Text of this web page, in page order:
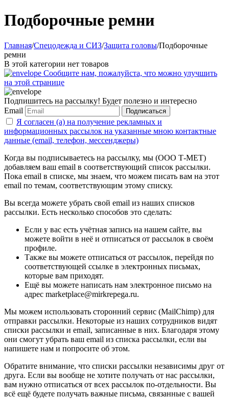
Подборочные ремни
Главная/Спецодежда и СИЗ/Защита головы/Подборочные
ремни
В этой категории нет товаров
Сообщите нам, пожалуйста, что можно улучшить
на этой странице
Подпишитесь на рассылку! Будет полезно и интересно
Email
Подписаться
Я согласен (а) на получение рекламных и
информационных рассылок на указанные мною контактные
данные (email, телефон, мессенджеры)
Когда вы подписываетесь на рассылку, мы (ООО Т-МЕТ)
добавляем ваш email в соответствующий список рассылки.
Пока email в списке, мы знаем, что можем писать вам на этот
email по темам, соответствующим этому списку.
Вы всегда можете убрать свой email из наших списков
рассылки. Есть несколько способов это сделать:
Если у вас есть учётная запись на нашем сайте, вы
можете войти в неё и отписаться от рассылок в своём
профиле.
Также вы можете отписаться от рассылок, перейдя по
соответствующей ссылке в электронных письмах,
которые вам приходят.
Ещё вы можете написать нам электронное письмо на
адрес marketplace@mirkrepega.ru.
Мы можем использовать сторонний сервис (MailChimp) для
отправки рассылки. Некоторые из наших сотрудников видят
списки рассылки и email, записанные в них. Благодаря этому
они смогут убрать ваш email из списка рассылки, если вы
напишете нам и попросите об этом.
Обратите внимание, что списки рассылки независимы друг от
друга. Если вы вообще не хотите получать от нас рассылки,
вам нужно отписаться от всех рассылок по-отдельности. Вы
всё ещё будете получать важные письма, связанные с вашей